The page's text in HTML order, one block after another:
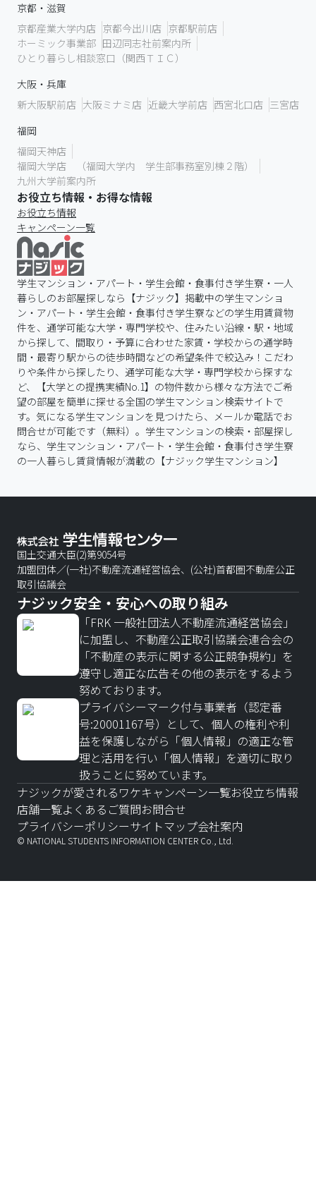
京都・滋賀
京都産業大学内店 京都今出川店 京都駅前店
ホーミック事業部 田辺同志社前案内所
ひとり暮らし相談窓口（関西ＴＩＣ）
大阪・兵庫
新大阪駅前店 大阪ミナミ店 近畿大学前店 西宮北口店 三宮店
福岡
福岡天神店
福岡大学店 （福岡大学内 学生部事務室別棟２階）
九州大学前案内所
お役立ち情報・お得な情報
お役立ち情報
キャンペーン一覧
学生マンション・アパート・学生会館・食事付き学生寮・一人
暮らしのお部屋探しなら【ナジック】掲載中の学生マンショ
ン・アパート・学生会館・食事付き学生寮などの学生用賃貸物
件を、通学可能な大学・専門学校や、住みたい沿線・駅・地域
から探して、間取り・予算に合わせた家賃・学校からの通学時
間・最寄り駅からの徒歩時間などの希望条件で絞込み！こだわ
りや条件から探したり、通学可能な大学・専門学校から探すな
ど、【大学との提携実績No.1】の物件数から様々な方法でご希
望の部屋を簡単に探せる全国の学生マンション検索サイトで
す。気になる学生マンションを見つけたら、メールか電話でお
問合せが可能です（無料）。学生マンションの検索・部屋探し
なら、学生マンション・アパート・学生会館・食事付き学生寮
の一人暮らし賃貸情報が満載の【ナジック学生マンション】
国土交通大臣(2)第9054号
加盟団体／(一社)不動産流通経営協会、(公社)首都圏不動産公正
取引協議会
ナジック安全・安心への取り組み
「FRK 一般社団法人不動産流通経営協会」
に加盟し、不動産公正取引協議会連合会の
「不動産の表示に関する公正競争規約」を
遵守し適正な広告その他の表示をするよう
努めております。
プライバシーマーク付与事業者（認定番
号:20001167号）として、個人の権利や利
益を保護しながら「個人情報」の適正な管
理と活用を行い「個人情報」を適切に取り
扱うことに努めています。
ナジックが愛されるワケキャンペーン一覧お役立ち情報
店舗一覧よくあるご質問お問合せ
プライバシーポリシーサイトマップ会社案内
© NATIONAL STUDENTS INFORMATION CENTER Co., Ltd.